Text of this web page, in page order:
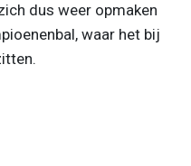
dus weer opmaken
waar het bij